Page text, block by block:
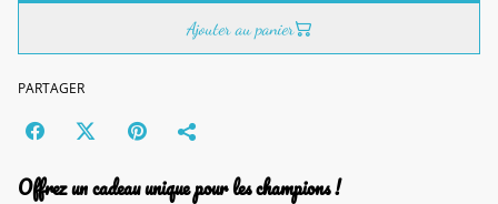
Ajouter au panier
PARTAGER
Offrez un cadeau unique pour les champions !